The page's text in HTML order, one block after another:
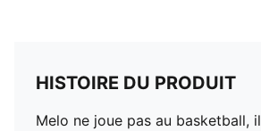
HISTOIRE DU PRODUIT
Melo ne joue pas au basketball, il